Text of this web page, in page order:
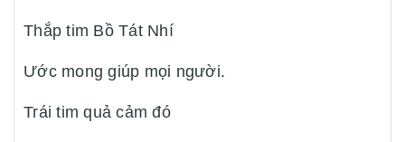
Thắp tim Bồ Tát Nhí
Ước mong giúp mọi người.
Trái tim quả cảm đó